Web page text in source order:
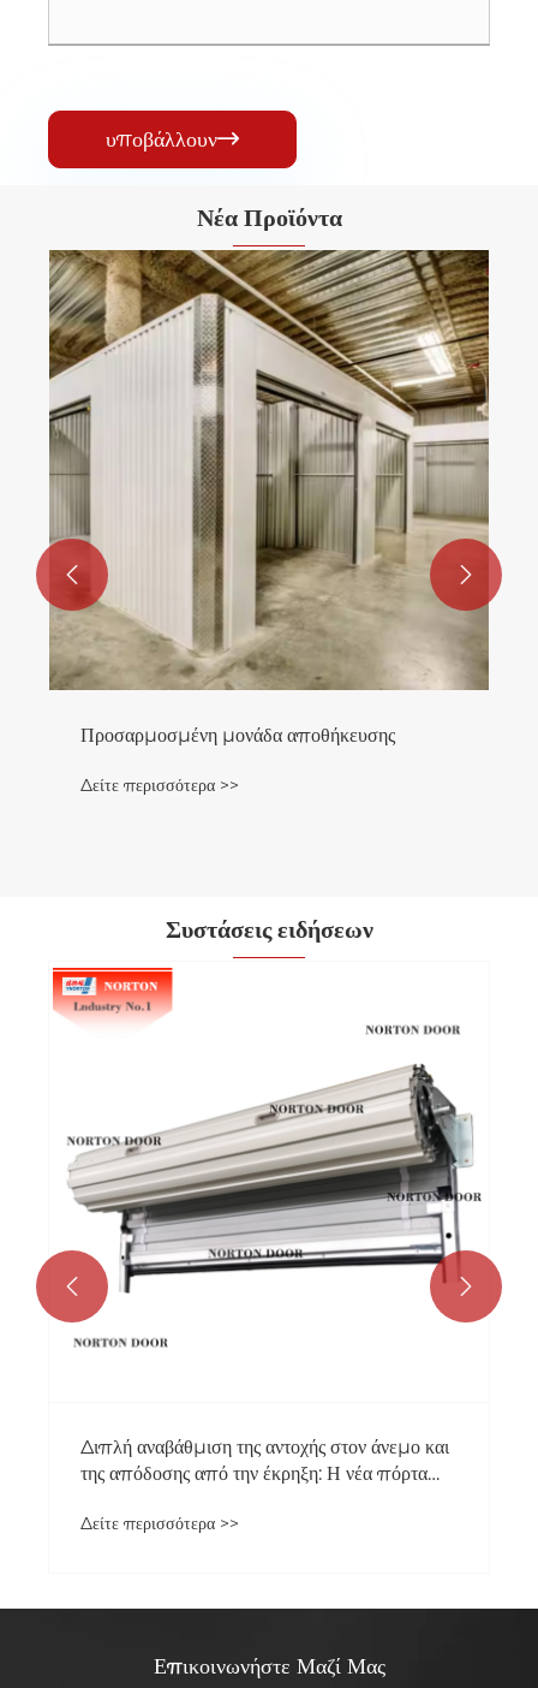
υποβάλλουν
Νέα Προϊόντα
Προσαρμοσμένη μονάδα αποθήκευσης
Δείτε περισσότερα >>
 
Συστάσεις ειδήσεων
Διπλή αναβάθμιση της αντοχής στον άνεμο και
της απόδοσης από την έκρηξη: Η νέα πόρτα
ασφάλειας ακραίου περιβάλλοντος
Δείτε περισσότερα >>
 
Επικοινωνήστε Μαζί Μας